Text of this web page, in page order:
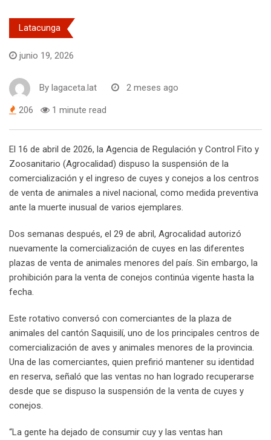
Latacunga
junio 19, 2026
By lagaceta.lat 2 meses ago
206 1 minute read
El 16 de abril de 2026, la Agencia de Regulación y Control Fito y
Zoosanitario (Agrocalidad) dispuso la suspensión de la
comercialización y el ingreso de cuyes y conejos a los centros
de venta de animales a nivel nacional, como medida preventiva
ante la muerte inusual de varios ejemplares.
Dos semanas después, el 29 de abril, Agrocalidad autorizó
nuevamente la comercialización de cuyes en las diferentes
plazas de venta de animales menores del país. Sin embargo, la
prohibición para la venta de conejos continúa vigente hasta la
fecha.
Este rotativo conversó con comerciantes de la plaza de
animales del cantón Saquisilí, uno de los principales centros de
comercialización de aves y animales menores de la provincia.
Una de las comerciantes, quien prefirió mantener su identidad
en reserva, señaló que las ventas no han logrado recuperarse
desde que se dispuso la suspensión de la venta de cuyes y
conejos.
“La gente ha dejado de consumir cuy y las ventas han